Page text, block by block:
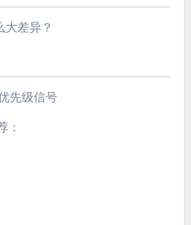
大差异？
先级信号
：